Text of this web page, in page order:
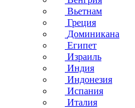
Вьетнам
Греция
Доминикана
Египет
Израиль
Индия
Индонезия
Испания
Италия